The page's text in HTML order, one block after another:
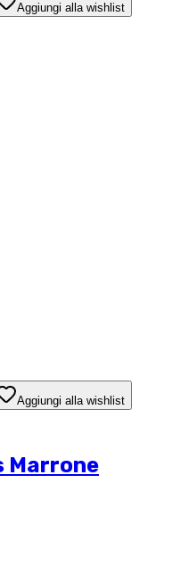
Aggiungi alla wishlist
Aggiungi alla wishlist
Marrone